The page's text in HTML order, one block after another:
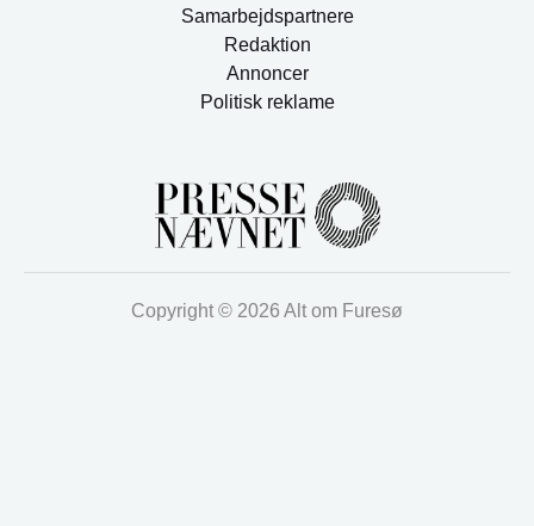
Samarbejdspartnere
Redaktion
Annoncer
Politisk reklame
Copyright © 2026 Alt om Furesø